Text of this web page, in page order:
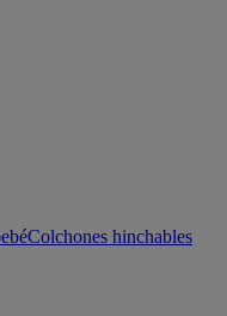
Colchones hinchables